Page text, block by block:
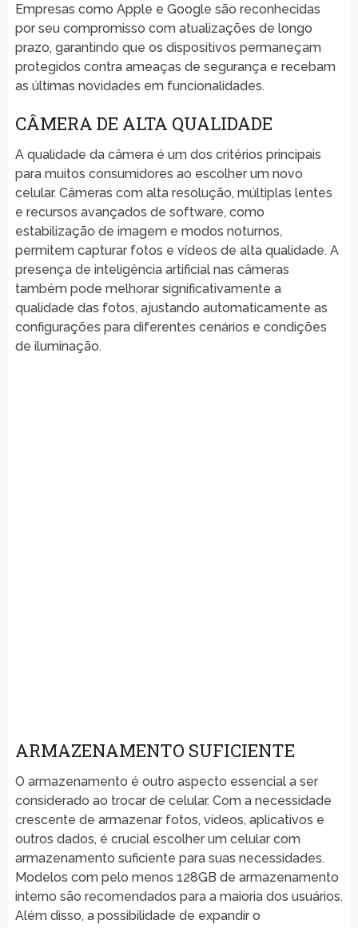
Empresas como Apple e Google são reconhecidas
por seu compromisso com atualizações de longo
prazo, garantindo que os dispositivos permaneçam
protegidos contra ameaças de segurança e recebam
as últimas novidades em funcionalidades.
CÂMERA DE ALTA QUALIDADE
A qualidade da câmera é um dos critérios principais
para muitos consumidores ao escolher um novo
celular. Câmeras com alta resolução, múltiplas lentes
e recursos avançados de software, como
estabilização de imagem e modos noturnos,
permitem capturar fotos e vídeos de alta qualidade. A
presença de inteligência artificial nas câmeras
também pode melhorar significativamente a
qualidade das fotos, ajustando automaticamente as
configurações para diferentes cenários e condições
de iluminação.
ARMAZENAMENTO SUFICIENTE
O armazenamento é outro aspecto essencial a ser
considerado ao trocar de celular. Com a necessidade
crescente de armazenar fotos, vídeos, aplicativos e
outros dados, é crucial escolher um celular com
armazenamento suficiente para suas necessidades.
Modelos com pelo menos 128GB de armazenamento
interno são recomendados para a maioria dos usuários.
Além disso, a possibilidade de expandir o